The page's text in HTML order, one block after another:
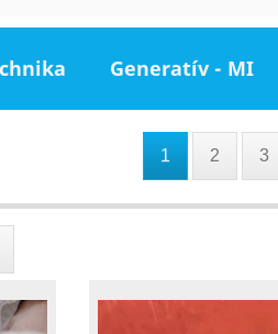
Generatív - MI
1 2 3